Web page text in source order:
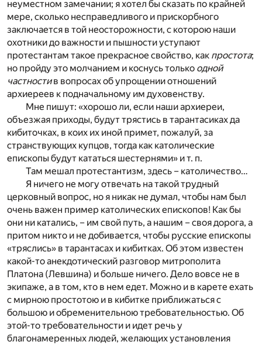
неуместном замечании; я хотел бы сказать по крайней
мере, сколько несправедливого и прискорбного
заключается в той неосторожности, с которою наши
охотники до важности и пышности уступают
протестантам такое прекрасное свойство, как простота;
но пройду это молчанием и коснусь только одной
частностив вопросах об упрощении отношений
архиереев к подначальному им духовенству.
Мне пишут: «хорошо ли, если наши архиереи,
объезжая приходы, будут трястись в тарантасиках да
кибиточках, в коих их иной примет, пожалуй, за
странствующих купцов, тогда как католические
епископы будут кататься шестернями» и т. п.
Там мешал протестантизм, здесь – католичество…
Я ничего не могу отвечать на такой трудный
церковный вопрос, но я никак не думал, чтобы нам был
очень важен пример католических епископов! Как бы
они ни катались, – им свой путь, а нашим – своя дорога, а
притом никто и не добивается, чтобы русские епископы
«тряслись» в тарантасах и кибитках. Об этом известен
какой-то анекдотический разговор митрополита
Платона (Левшина) и больше ничего. Дело вовсе не в
экипаже, а в том, кто в нем едет. Можно и в карете ехать
с мирною простотою и в кибитке приближаться с
большою и обременительною требовательностью. Об
этой-то требовательности и идет речь у
благонамеренных людей, желающих установления